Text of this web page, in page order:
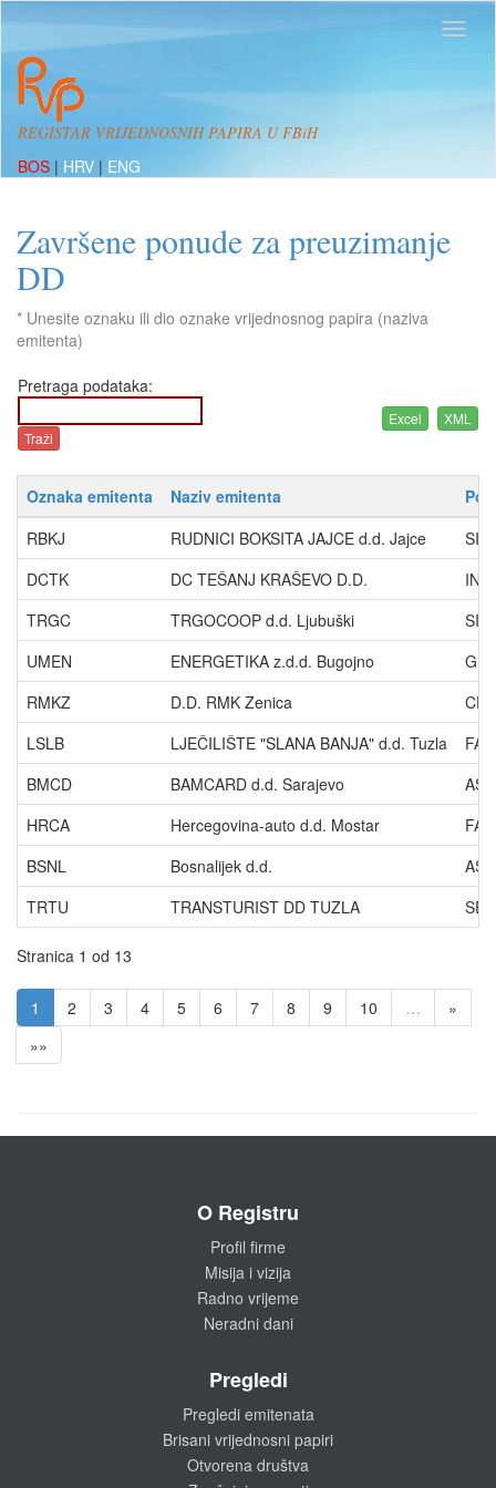
REGISTAR VRIJEDNOSNIH PAPIRA U FBiH
BOS | HRV | ENG
Završene ponude za preuzimanje
DD
* Unesite oznaku ili dio oznake vrijednosnog papira (naziva
emitenta)
Pretraga podataka:
Oznaka emitenta Naziv emitenta
RBKJ
RUDNICI BOKSITA JAJCE d.d. Jajce
DCTK
DC TEŠANJ KRAŠEVO D.D.
TRGC
TRGOCOOP d.d. Ljubuški
UMEN
ENERGETIKA z.d.d. Bugojno
RMKZ
D.D. RMK Zenica
CPI
LSLB
LJEČILIŠTE "SLANA BANJA" d.d. Tuzla
BMCD
BAMCARD d.d. Sarajevo
HRCA
Hercegovina-auto d.d. Mostar
BSNL
Bosnalijek d.d.
AS
TRTU
TRANSTURIST DD TUZLA
Stranica 1 od 13
1 2 3 4 5 6 7 8 9 10 …
»
»»
O Registru
Profil firme
Misija i vizija
Radno vrijeme
Neradni dani
Pregledi
Pregledi emitenata
Brisani vrijednosni papiri
Otvorena društva